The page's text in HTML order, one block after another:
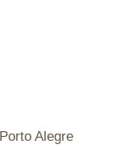
Alegre